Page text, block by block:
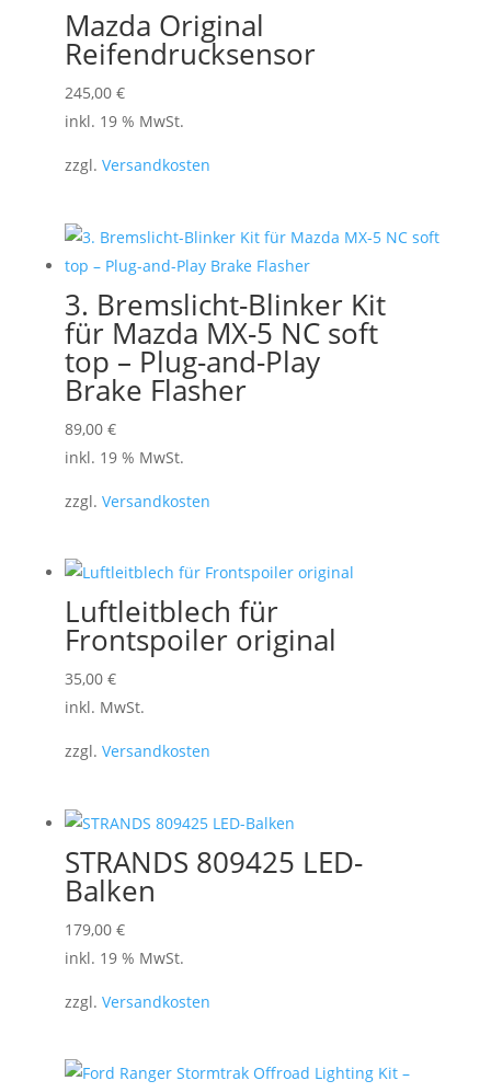
Die
Optionen
können
der
Produktseite
Mazda Original
Reifendrucksensor
245,00 €
inkl. 19 % MwSt.
zzgl. Versandkosten
3. Bremslicht-Blinker Kit
für Mazda MX-5 NC soft
top – Plug-and-Play
Brake Flasher
89,00 €
inkl. 19 % MwSt.
zzgl. Versandkosten
Luftleitblech für
Frontspoiler original
35,00 €
mehrere
auf.
Die
Optionen
der
inkl. MwSt.
zzgl. Versandkosten
STRANDS 809425 LED-
Balken
179,00 €
inkl. 19 % MwSt.
zzgl. Versandkosten